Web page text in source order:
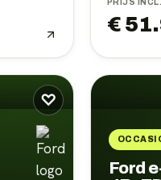
PRIJS
€
♡
Ford